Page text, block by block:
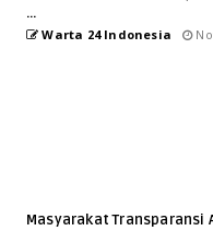
...
Warta 24 Indonesia
Masyarakat Transparansi